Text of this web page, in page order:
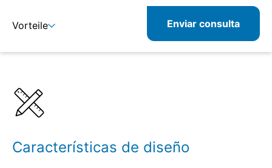
Vorteile
Productos relacionados
Enviar consulta
Características de diseño